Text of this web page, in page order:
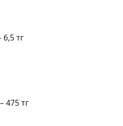
6,5 тг
475 тг